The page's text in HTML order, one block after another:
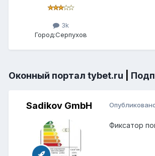
3k
Город:Серпухов
Оконный портал tybet.ru
Sadikov GmbH
Фиксатор